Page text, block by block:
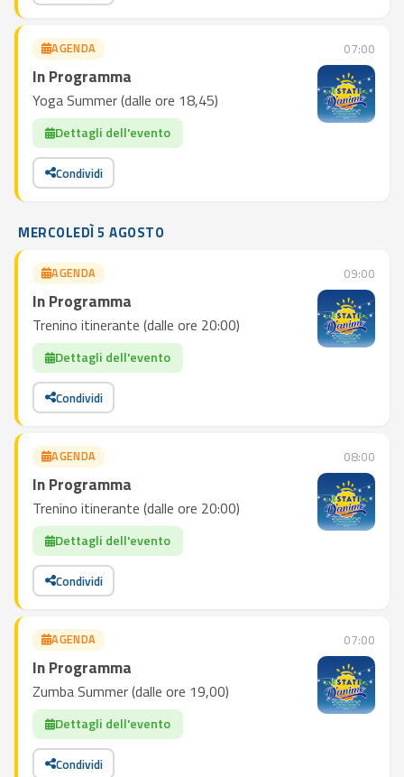
AGENDA 07:00
In Programma
Yoga Summer (dalle ore 18,45)
Dettagli dell'evento
Condividi
MERCOLEDÌ 5 AGOSTO
AGENDA 09:00
In Programma
Trenino itinerante (dalle ore 20:00)
Dettagli dell'evento
Condividi
AGENDA 08:00
In Programma
Trenino itinerante (dalle ore 20:00)
Dettagli dell'evento
Condividi
AGENDA 07:00
In Programma
Zumba Summer (dalle ore 19,00)
Dettagli dell'evento
Condividi